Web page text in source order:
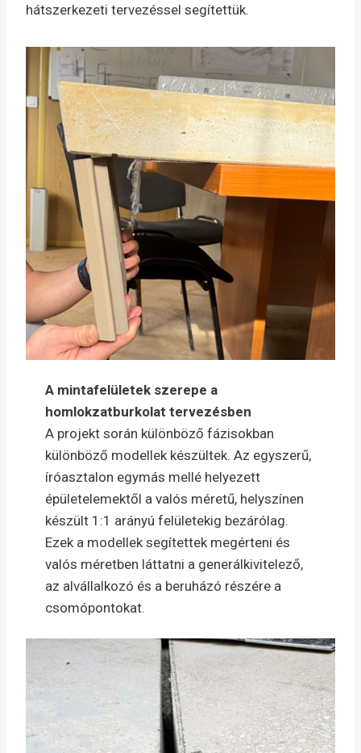
hátszerkezeti tervezéssel segítettük.
A mintafelületek szerepe a
homlokzatburkolat tervezésben
A projekt során különböző fázisokban
különböző modellek készültek. Az egyszerű,
íróasztalon egymás mellé helyezett
épületelemektől a valós méretű, helyszínen
készült 1:1 arányú felületekig bezárólag.
Ezek a modellek segítettek megérteni és
valós méretben láttatni a generálkivitelező,
az alvállalkozó és a beruházó részére a
csomópontokat.